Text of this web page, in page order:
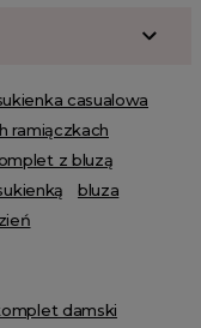
casualowa
ramiączkach
z bluzą
bluza
damski